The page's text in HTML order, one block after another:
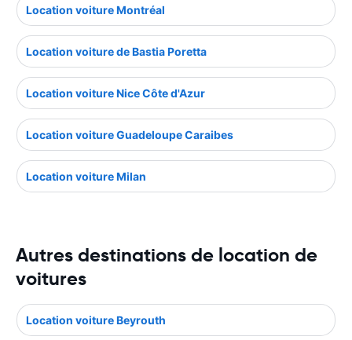
Location voiture Montréal
Location voiture de Bastia Poretta
Location voiture Nice Côte d'Azur
Location voiture Guadeloupe Caraibes
Location voiture Milan
Autres destinations de location de
voitures
Location voiture Beyrouth